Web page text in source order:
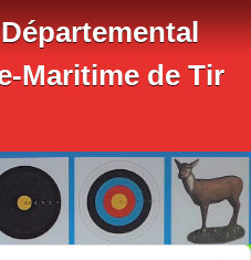
Maritime de Tir